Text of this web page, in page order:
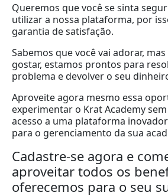
Queremos que você se sinta
utilizar a nossa plataforma, por
garantia de satisfação.
Sabemos que você vai adorar,
gostar, estamos prontos para
problema e devolver o seu
Aproveite agora mesmo essa
experimentar o Krat Academy
acesso a uma plataforma
para o gerenciamento da sua
Cadastre-se agora e
aproveitar todos os
oferecemos para o seu